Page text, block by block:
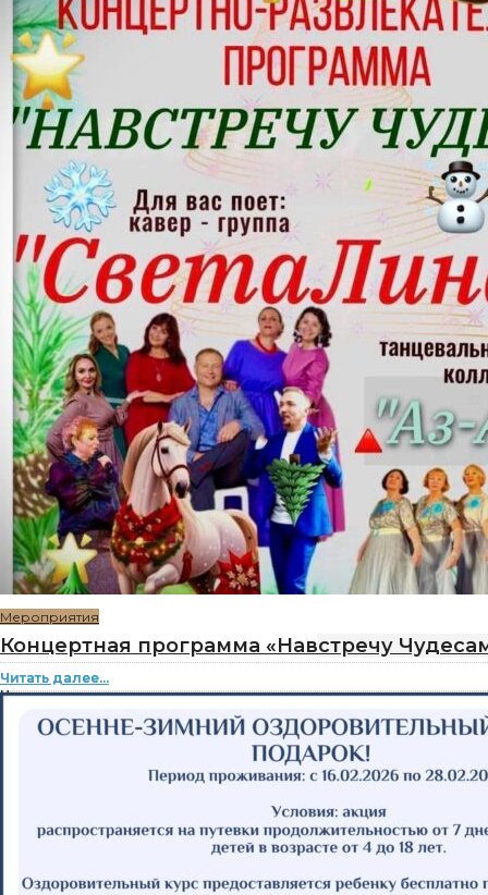
Мероприятия
Концертная программа «Навстречу
Читать далее...